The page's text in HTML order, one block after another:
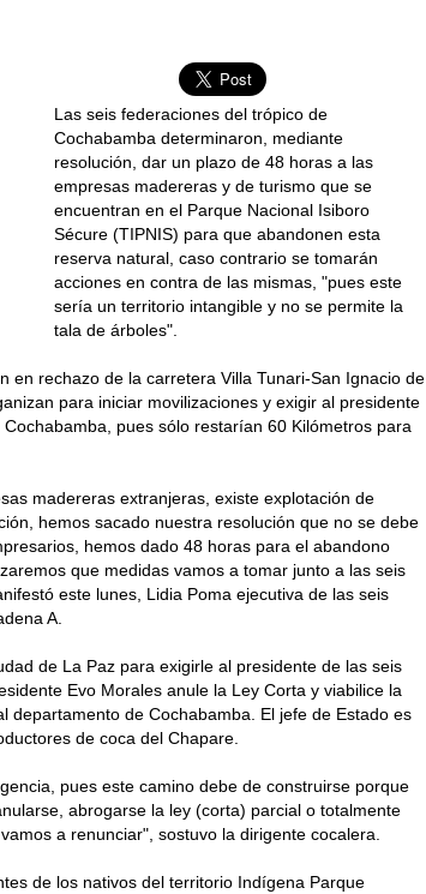
Las seis federaciones del trópico de
Cochabamba determinaron, mediante
resolución, dar un plazo de 48 horas a las
empresas madereras y de turismo que se
encuentran en el Parque Nacional Isiboro
Sécure (TIPNIS) para que abandonen esta
reserva natural, caso contrario se tomarán
acciones en contra de las mismas, "pues este
sería un territorio intangible y no se permite la
tala de árboles".
en rechazo de la carretera Villa Tunari-San Ignacio de
para iniciar movilizaciones y exigir al presidente
pues sólo restarían 60 Kilómetros para
madereras extranjeras, existe explotación de
hemos sacado nuestra resolución que no se debe
hemos dado 48 horas para el abandono
que medidas vamos a tomar junto a las seis
este lunes, Lidia Poma ejecutiva de las seis
A.
de La Paz para exigirle al presidente de las seis
Evo Morales anule la Ley Corta y viabilice la
departamento de Cochabamba. El jefe de Estado es
de coca del Chapare.
pues este camino debe de construirse porque
abrogarse la ley (corta) parcial o totalmente
a renunciar", sostuvo la dirigente cocalera.
de los nativos del territorio Indígena Parque